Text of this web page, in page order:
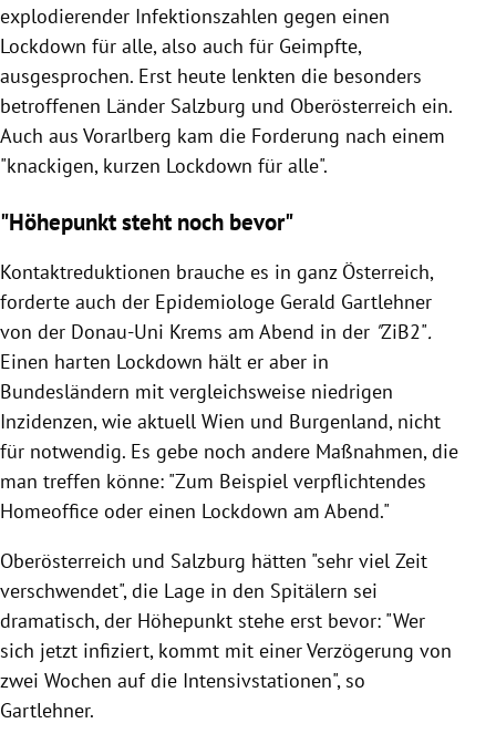
explodierender Infektionszahlen gegen einen
Lockdown für alle, also auch für Geimpfte,
ausgesprochen. Erst heute lenkten die besonders
betroffenen Länder Salzburg und Oberösterreich ein.
Auch aus Vorarlberg kam die Forderung nach einem
"knackigen, kurzen Lockdown für alle".
"Höhepunkt steht noch bevor"
Kontaktreduktionen brauche es in ganz Österreich,
forderte auch der Epidemiologe Gerald Gartlehner
von der Donau-Uni Krems am Abend in der "ZiB2".
Einen harten Lockdown hält er aber in
Bundesländern mit vergleichsweise niedrigen
Inzidenzen, wie aktuell Wien und Burgenland, nicht
für notwendig. Es gebe noch andere Maßnahmen, die
man treffen könne: "Zum Beispiel verpflichtendes
Homeoffice oder einen Lockdown am Abend."
Oberösterreich und Salzburg hätten "sehr viel Zeit
verschwendet", die Lage in den Spitälern sei
dramatisch, der Höhepunkt stehe erst bevor: "Wer
sich jetzt infiziert, kommt mit einer Verzögerung von
zwei Wochen auf die Intensivstationen", so
Gartlehner.